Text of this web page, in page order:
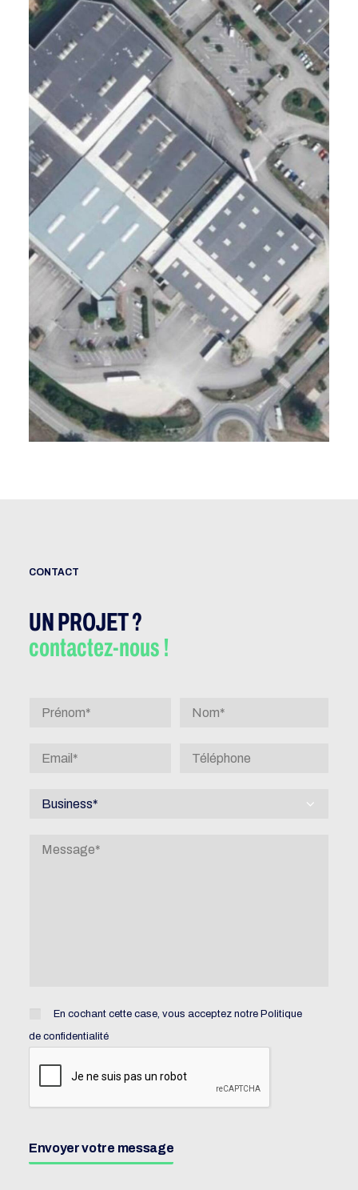
BELTRALOG, Belmont-
Tramonet (74)
2024 - Accompagnement ICPE
Accompagner un acteur savoyard de la
logistique dans le cadre de la remise en
conformité de son actif suite à un arrêté de
mise en demeure reçu en 2023. L’enjeu est
de taille, car celui-ci peut entraîner la fin de
validité d’une exploitation ICPE.
CONTACT
UN PROJET ?
contactez-nous !
En cochant cette case, vous acceptez notre Politique
de confidentialité
Envoyer votre message